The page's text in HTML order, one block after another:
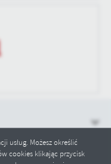
usług. Możesz określić
cookies klikając przycisk